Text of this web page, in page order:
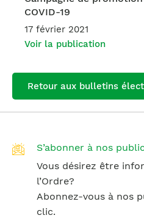
COVID-19
17 février 2021
Voir la publication
Retour aux bulletins
S’abonner à nos
Vous désirez être
l’Ordre?
Abonnez-vous à nos
clic.